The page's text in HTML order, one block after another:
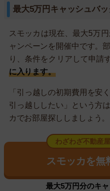
最大5万円キャッシュバ
スモッカは現在、最大5万
ャンペーンを開催中です。
り、条件をクリアして申請
に入ります。
「引っ越しの初期費用を安
引っ越ししたい」という方
カでお部屋探ししましょう。
わざわざ不動産
スモッカを無
最大5万円分のキ